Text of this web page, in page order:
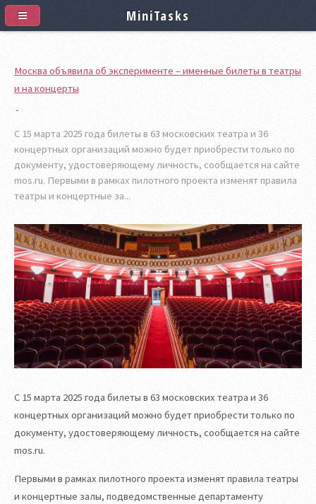
Москва объявила об эксперименте – именные билеты в театры
и на концерты
С 15 марта 2025 года билеты в 63 московских театра и 36
концертных организаций можно будет приобрести только по
документу, удостоверяющему личность, сообщается на сайте
mos.ru. Первыми в рамках пилотного проекта изменят правила
театры и концертные за...
С 15 марта 2025 года билеты в 63 московских театра и 36
концертных организаций можно будет приобрести только по
документу, удостоверяющему личность, сообщается на сайте
mos.ru.
Первыми в рамках пилотного проекта изменят правила театры
и концертные залы, подведомственные департаменту
MiniTasks